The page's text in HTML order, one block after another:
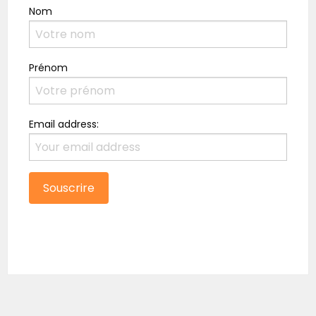
Nom
Prénom
Email address: